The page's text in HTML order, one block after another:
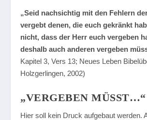
„Seid nachsichtig mit den Fehlern
vergebt denen, die euch gekränkt
nicht, dass der Herr euch vergeben
deshalb auch anderen vergeben
Kapitel 3, Vers 13; Neues Leben
Holzgerlingen, 2002)
„VERGEBEN MÜSST…“
Hier soll kein Druck aufgebaut werden.